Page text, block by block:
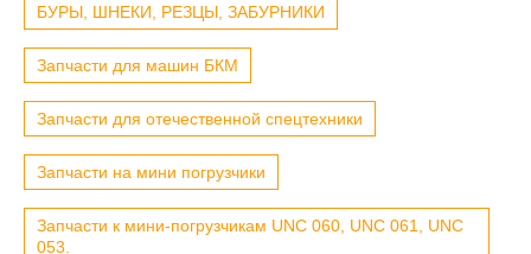
БУРЫ, ШНЕКИ, РЕЗЦЫ, ЗАБУРНИКИ
Запчасти для машин БКМ
Запчасти для отечественной спецтехники
Запчасти на мини погрузчики
Запчасти к мини-погрузчикам UNC 060, UNC 061, UNC
053.